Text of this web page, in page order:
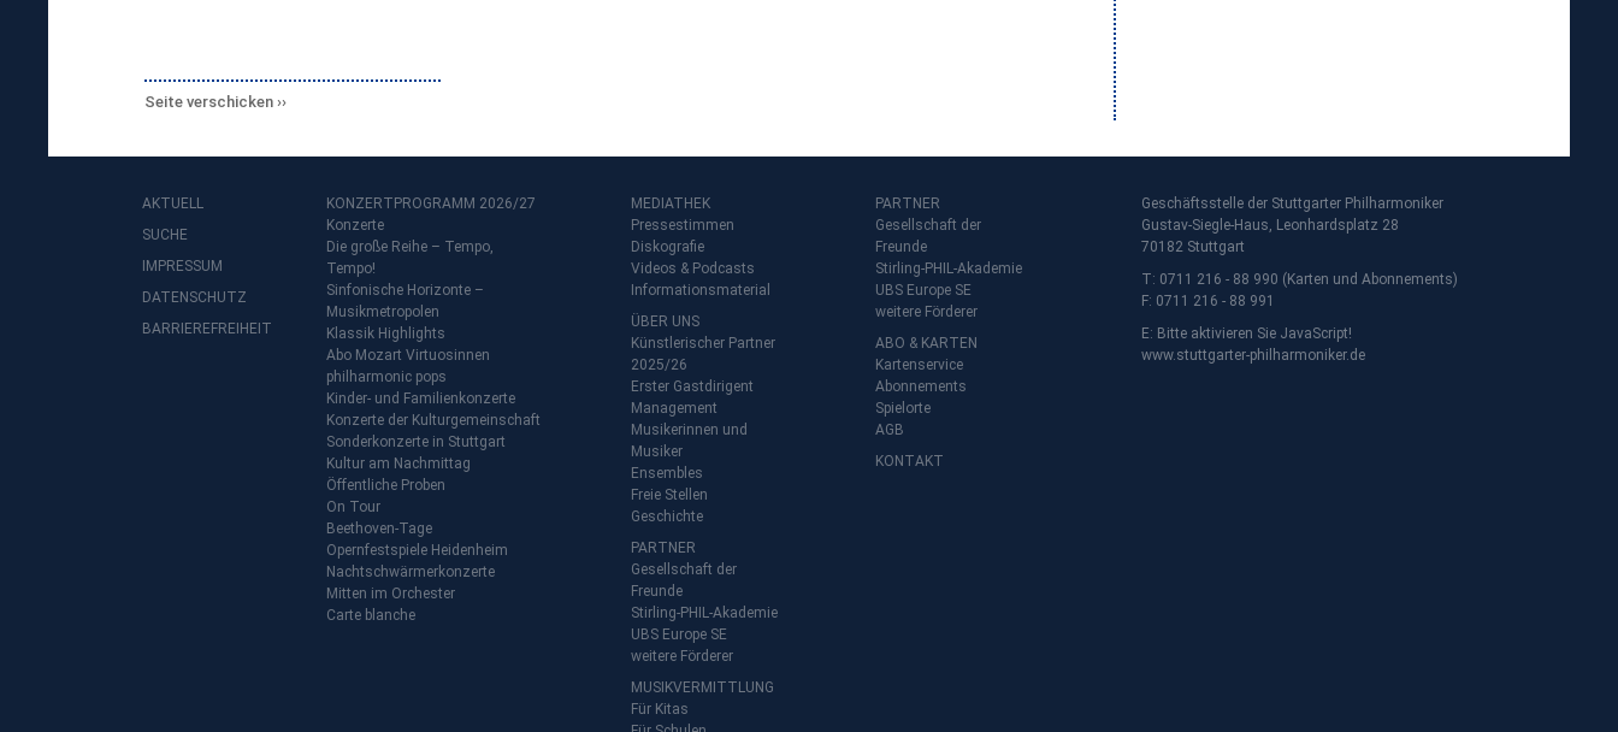
Seite verschicken
AKTUELL
SUCHE
IMPRESSUM
DATENSCHUTZ
BARRIEREFREIHEIT
KONZERTPROGRAMM 2026/27
Konzerte
Die große Reihe – Tempo,
Tempo!
Sinfonische Horizonte –
Musikmetropolen
Klassik Highlights
Abo Mozart Virtuosinnen
philharmonic pops
Kinder- und Familienkonzerte
Konzerte der Kulturgemeinschaft
Sonderkonzerte in Stuttgart
Kultur am Nachmittag
Öffentliche Proben
On Tour
Beethoven-Tage
Opernfestspiele Heidenheim
Nachtschwärmerkonzerte
Mitten im Orchester
Carte blanche
MEDIATHEK
Pressestimmen
Diskografie
Videos & Podcasts
Informationsmaterial
ÜBER UNS
Künstlerischer Partner
2025/26
Erster Gastdirigent
Management
Musikerinnen und
Musiker
Ensembles
Freie Stellen
Geschichte
PARTNER
Gesellschaft der
Freunde
Stirling-PHIL-Akademie
UBS Europe SE
weitere Förderer
MUSIKVERMITTLUNG
Für Kitas
PARTNER
Gesellschaft der
Freunde
Stirling-PHIL-Akademie
UBS Europe SE
weitere Förderer
ABO & KARTEN
Kartenservice
Abonnements
Spielorte
AGB
KONTAKT
Geschäftsstelle der Stuttgarter Philharmoniker
Gustav-Siegle-Haus, Leonhardsplatz 28
70182 Stuttgart
T: 0711 216 - 88 990 (Karten und Abonnements)
F: 0711 216 - 88 991
E: Bitte aktivieren Sie JavaScript!
www.stuttgarter-philharmoniker.de